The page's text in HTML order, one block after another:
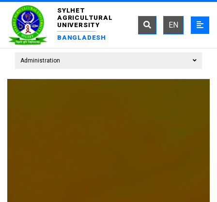
SYLHET
AGRICULTURAL
UNIVERSITY
BANGLADESH
EN
Administration